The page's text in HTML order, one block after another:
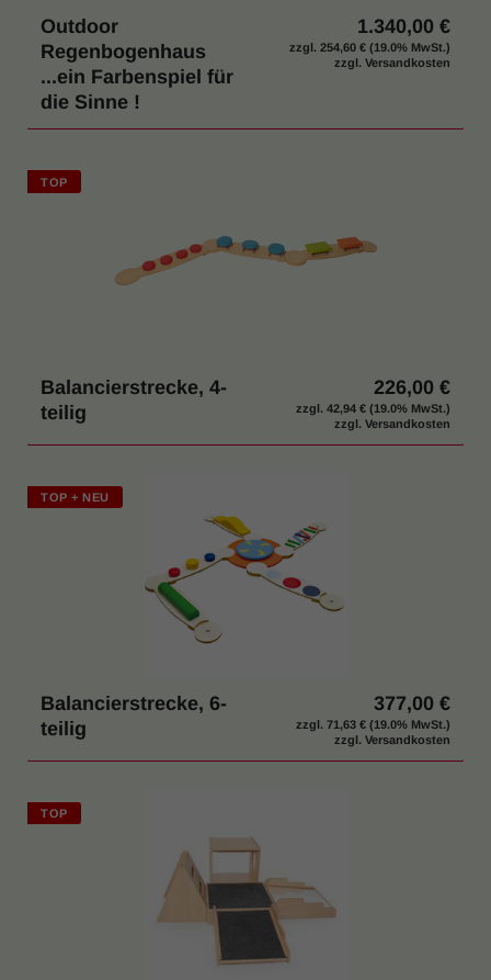
Outdoor
Regenbogenhaus
...ein Farbenspiel für
die Sinne !
1.340,00 €
zzgl. 254,60 € (19.0% MwSt.)
zzgl. Versandkosten
TOP
Balancierstrecke, 4-
teilig
226,00 €
zzgl. 42,94 € (19.0% MwSt.)
zzgl. Versandkosten
TOP + NEU
Balancierstrecke, 6-
teilig
377,00 €
zzgl. 71,63 € (19.0% MwSt.)
zzgl. Versandkosten
TOP